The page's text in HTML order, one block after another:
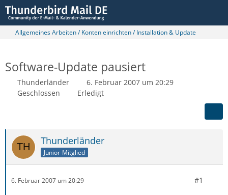
Allgemeines Arbeiten / Konten einrichten / Installation & Update
Software-Update pausiert
Thunderländer
6. Februar 2007 um 20:29
Geschlossen
Erledigt
Thunderländer
Junior-Mitglied
6. Februar 2007 um 20:29 #1